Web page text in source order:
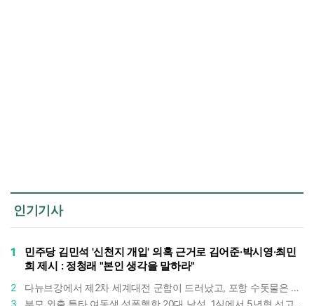
인기기사
1
민주당 김민석 '신천지 개입' 의혹 근거로 김어준·박시영·최민
희 제시 : 정청래 "본인 생각을 말하라"
2
다뉴브강에서 제2차 세계대전 군함이 드러났고, 포항 수돗물은 갑자기 짜졌다 : 폭염·가뭄이 만든 낯선 풍경
3
부모 외출 틈타 여동생 성폭행한 20대 남성, 1심에서 5년형 선고 : 친족 간 '암수범죄'의 심각성